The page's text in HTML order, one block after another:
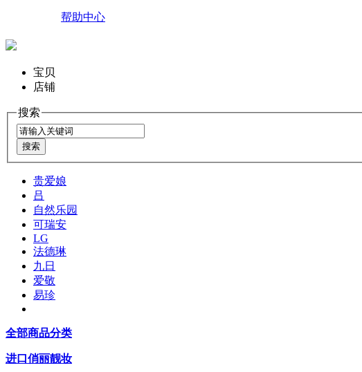
帮助中心
宝贝
店铺
搜索
贵爱娘
吕
自然乐园
可瑞安
LG
法德琳
九日
爱敬
易珍
全部商品分类
进口俏丽靓妆